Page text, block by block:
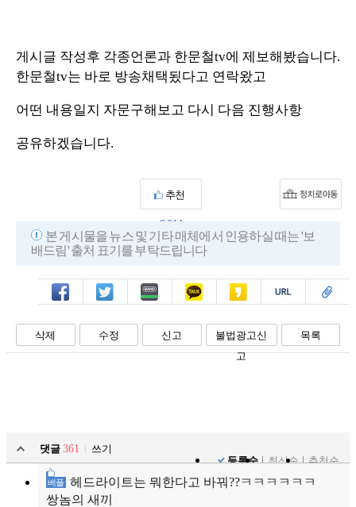
게시글 작성후 각종언론과 한문철tv에 제보해봤습니다.
한문철tv는 바로 방송채택됬다고 연락왔고
어떤 내용일지 자문구해보고 다시 다음 진행사항
공유하겠습니다.
추천
2,014
본 게시물을 뉴스 및 기타 매체에서 인용하실 때는 '보
배드림' 출처 표기를 부탁드립니다
페북 트윗 밴드 카톡 카스 복사 스크랩
삭제 수정 신고
불법광고신
고
목록
댓글 361
쓰기
등록순
최신순 추천순
베플
헤드라이트는 뭐한다고 바꿔??ㅋㅋㅋㅋㅋㅋ
쌍놈의 새끼